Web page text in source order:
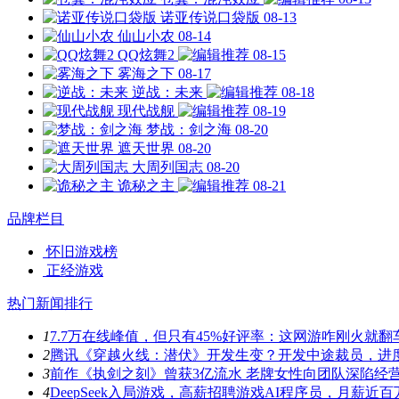
诺亚传说口袋版 08-13
仙山小农 08-14
QQ炫舞2
08-15
雾海之下 08-17
逆战：未来
08-18
现代战舰
08-19
梦战：剑之海 08-20
遮天世界 08-20
大周列国志 08-20
诡秘之主
08-21
品牌栏目
怀旧游戏榜
正经游戏
热门新闻排行
17.7万在线峰值，但只有45%好评率：这网游咋刚火就翻
2腾讯《穿越火线：潜伏》开发生变？开发中途裁员，进
3前作《执剑之刻》曾获3亿流水 老牌女性向团队深陷经
4DeepSeek入局游戏，高薪招聘游戏AI程序员，月薪近百